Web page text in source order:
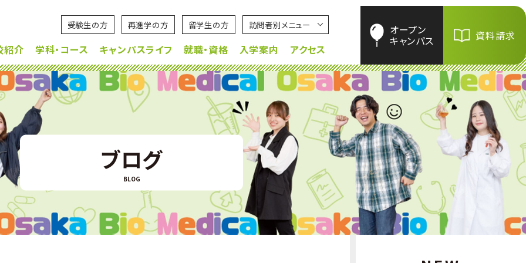
受験生の方 再進学の方 留学生の方 訪問者別メニュー
紹介 学科・コース キャンパスライフ 就職・資格 入学案内 アクセス
オープン
キャンパス 資料請求
ブログ
BLOG